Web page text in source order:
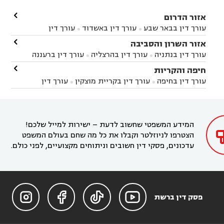
אזור הדרום
עורך דין בבאר שבע  עורך דין באשדוד 
עורך דין
באשקלון
עורך דין בבאר טוביה עורך דין בגן יבנה
עורך דין בניר הבנים עורך דין בערד
זיקים
עורך דין בנתיבות עורך דין בקרית מלאכי

אזור השרון והסביבה
עורך דין בנתניה  עורך דין בהרצליה  עורך דין ברעננה
עורך דין בחדרה עורך דין בכפר סבא
עורך דין בהוד
השרון
עורך דין באבן יהודה
עורך דין בחריש עורך דין בקיסריה עורך דין בקדימה

חיפה והקריות
עורך דין בחיפה  עורך דין בקריית מוצקין 
עורך דין
בקרית מוצקין
עורך דין בקריית אתא
עורך דין

המידע המשפטי שחשוב לדעת – ישירות למייל שלכם!
הצטרפו לניוזלטר וקבלו את כל מה שחם בעולם המשפט
עדכונים, פסקי דין חשובים וניתוחים מקצועיים, לפני כולם.
פסק דין ברשת 


